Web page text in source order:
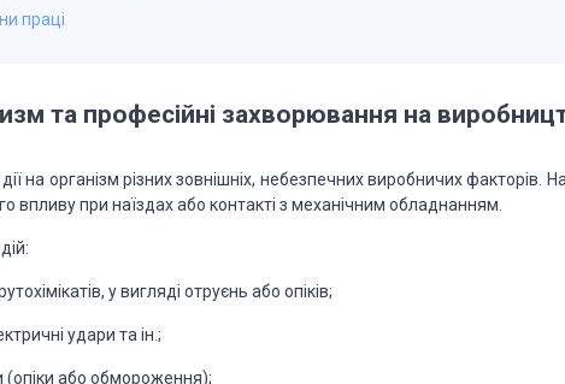
праці
та професійні захворювання на
на організм різних зовнішніх, небезпечних виробничих факторів.
впливу при наїздах або контакті з механічним обладнанням.
у вигляді отруєнь або опіків;
удари та ін.;
(опіки або обмороження);